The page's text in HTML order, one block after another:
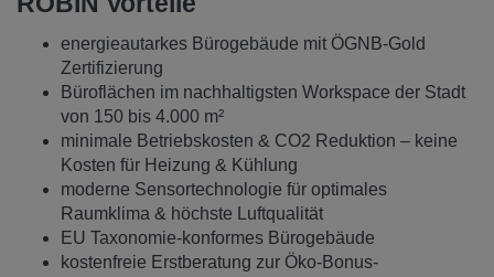
energieautarkes Bürogebäude mit ÖGNB-Gold
Zertifizierung
Büroflächen im nachhaltigsten Workspace der Stadt
von 150 bis 4.000 m²
minimale Betriebskosten & CO2 Reduktion – keine
Kosten für Heizung & Kühlung
moderne Sensortechnologie für optimales
Raumklima & höchste Luftqualität
EU Taxonomie-konformes Bürogebäude
kostenfreie Erstberatung zur Öko-Bonus-